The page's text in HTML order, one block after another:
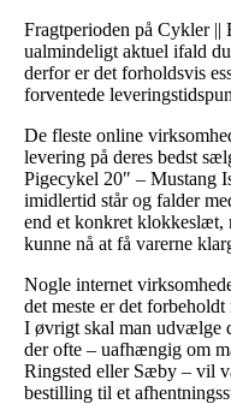
Fragtperioden på Cykler
ualmindeligt aktuel ifald
derfor er det forholdsvis
forventede
De fleste online
levering på deres bedst
Pigecykel 20″ – Mustang
imidlertid står og falder
end et konkret klokkeslæt,
kunne nå at få varerne
Nogle internet
det meste er det
I øvrigt skal man udvælge
der ofte – uafhængig om
Ringsted eller Sæby – vil
bestilling til et